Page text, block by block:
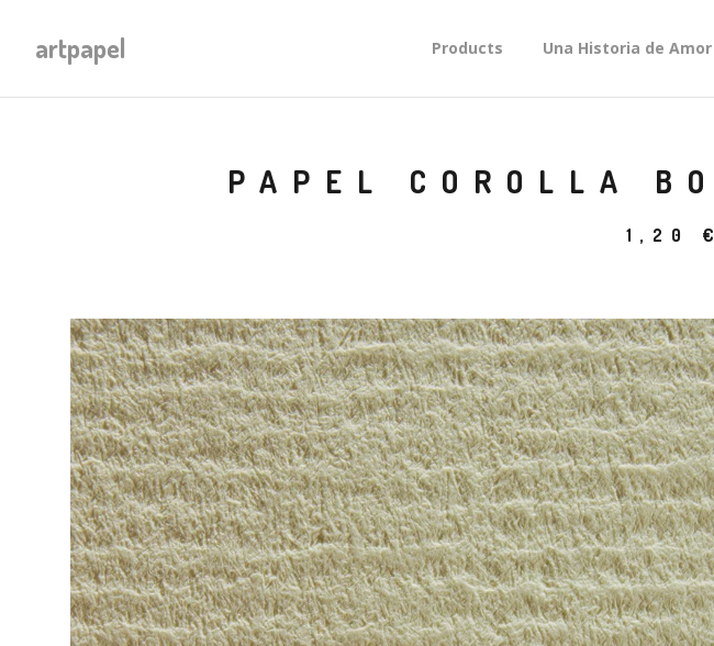
artpapel Products Una Historia de
PAPEL COROLLA
1,20 €